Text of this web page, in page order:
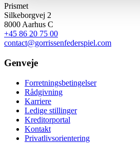
Prismet
Silkeborgvej 2
8000 Aarhus C
+45 86 20 75 00
contact@gorrissenfederspiel.com
Genveje
Forretningsbetingelser
Rådgivning
Karriere
Ledige stillinger
Kreditorportal
Kontakt
Privatlivsorientering